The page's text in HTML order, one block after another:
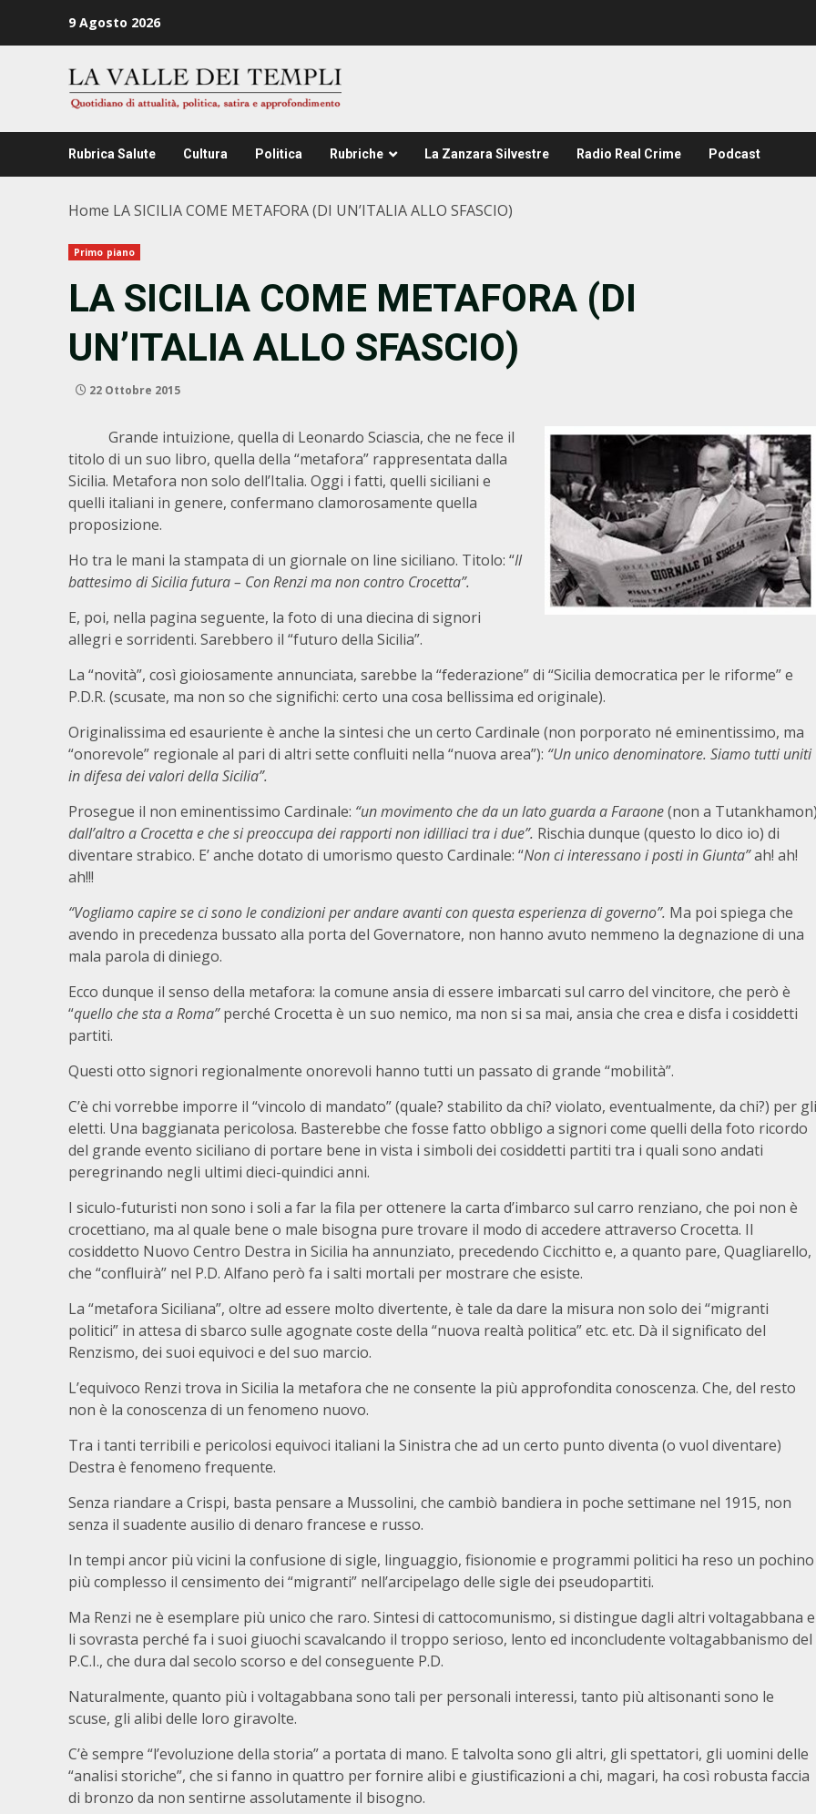
9 Agosto 2026
Rubrica Salute Cultura Politica Rubriche La Zanzara Silvestre Radio Real Crime Podcast
Home LA SICILIA COME METAFORA (DI UN’ITALIA ALLO SFASCIO)
Primo piano
LA SICILIA COME METAFORA (DI
UN’ITALIA ALLO SFASCIO)
22 Ottobre 2015
Grande intuizione, quella di Leonardo Sciascia, che ne fece il
titolo di un suo libro, quella della “metafora” rappresentata dalla
Sicilia. Metafora non solo dell’Italia. Oggi i fatti, quelli siciliani e
quelli italiani in genere, confermano clamorosamente quella
proposizione.
Ho tra le mani la stampata di un giornale on line siciliano. Titolo: “Il
battesimo di Sicilia futura – Con Renzi ma non contro Crocetta”.
E, poi, nella pagina seguente, la foto di una diecina di signori
allegri e sorridenti. Sarebbero il “futuro della Sicilia”.
La “novità”, così gioiosamente annunciata, sarebbe la “federazione” di “Sicilia democratica per le riforme” e
P.D.R. (scusate, ma non so che significhi: certo una cosa bellissima ed originale).
Originalissima ed esauriente è anche la sintesi che un certo Cardinale (non porporato né eminentissimo, ma
“onorevole” regionale al pari di altri sette confluiti nella “nuova area”): “Un unico denominatore. Siamo tutti uniti
in difesa dei valori della Sicilia”.
Prosegue il non eminentissimo Cardinale: “un movimento che da un lato guarda a Faraone(non a Tutankhamon)
dall’altro a Crocetta e che si preoccupa dei rapporti non idilliaci tra i due”. Rischia dunque (questo lo dico io) di
diventare strabico. E’ anche dotato di umorismo questo Cardinale: “Non ci interessano i posti in Giunta”ah! ah!
ah!!!
“Vogliamo capire se ci sono le condizioni per andare avanti con questa esperienza di governo”. Ma poi spiega che
avendo in precedenza bussato alla porta del Governatore, non hanno avuto nemmeno la degnazione di una
mala parola di diniego.
Ecco dunque il senso della metafora: la comune ansia di essere imbarcati sul carro del vincitore, che però è
“quello che sta a Roma”perché Crocetta è un suo nemico, ma non si sa mai, ansia che crea e disfa i cosiddetti
partiti.
Questi otto signori regionalmente onorevoli hanno tutti un passato di grande “mobilità”.
C’è chi vorrebbe imporre il “vincolo di mandato” (quale? stabilito da chi? violato, eventualmente, da chi?) per gli
eletti. Una baggianata pericolosa. Basterebbe che fosse fatto obbligo a signori come quelli della foto ricordo
del grande evento siciliano di portare bene in vista i simboli dei cosiddetti partiti tra i quali sono andati
peregrinando negli ultimi dieci-quindici anni.
I siculo-futuristi non sono i soli a far la fila per ottenere la carta d’imbarco sul carro renziano, che poi non è
crocettiano, ma al quale bene o male bisogna pure trovare il modo di accedere attraverso Crocetta. Il
cosiddetto Nuovo Centro Destra in Sicilia ha annunziato, precedendo Cicchitto e, a quanto pare, Quagliarello,
che “confluirà” nel P.D. Alfano però fa i salti mortali per mostrare che esiste.
La “metafora Siciliana”, oltre ad essere molto divertente, è tale da dare la misura non solo dei “migranti
politici” in attesa di sbarco sulle agognate coste della “nuova realtà politica” etc. etc. Dà il significato del
Renzismo, dei suoi equivoci e del suo marcio.
L’equivoco Renzi trova in Sicilia la metafora che ne consente la più approfondita conoscenza. Che, del resto
non è la conoscenza di un fenomeno nuovo.
Tra i tanti terribili e pericolosi equivoci italiani la Sinistra che ad un certo punto diventa (o vuol diventare)
Destra è fenomeno frequente.
Senza riandare a Crispi, basta pensare a Mussolini, che cambiò bandiera in poche settimane nel 1915, non
senza il suadente ausilio di denaro francese e russo.
In tempi ancor più vicini la confusione di sigle, linguaggio, fisionomie e programmi politici ha reso un pochino
più complesso il censimento dei “migranti” nell’arcipelago delle sigle dei pseudopartiti.
Ma Renzi ne è esemplare più unico che raro. Sintesi di cattocomunismo, si distingue dagli altri voltagabbana e
li sovrasta perché fa i suoi giuochi scavalcando il troppo serioso, lento ed inconcludente voltagabbanismo del
P.C.I., che dura dal secolo scorso e del conseguente P.D.
Naturalmente, quanto più i voltagabbana sono tali per personali interessi, tanto più altisonanti sono le
scuse, gli alibi delle loro giravolte.
C’è sempre “l’evoluzione della storia” a portata di mano. E talvolta sono gli altri, gli spettatori, gli uomini delle
“analisi storiche”, che si fanno in quattro per fornire alibi e giustificazioni a chi, magari, ha così robusta faccia
di bronzo da non sentirne assolutamente il bisogno.